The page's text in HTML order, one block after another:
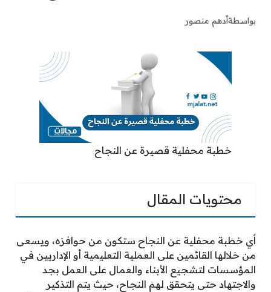
بواسطةأدهم منصور
خطبة محفلية قصيرة عن النجاح
محتويات المقال
أي خطبة محفلية عن النجاح ستكون من حوافزه، ويسعى
من خلالها القائمين على العملية التعليمية أو الإداريين في
المؤسسات لتشجيع الأبناء والعمال على العمل بجد
والاجتهاد حتى يتحقق لهم النجاح، حيث يتم التذكير